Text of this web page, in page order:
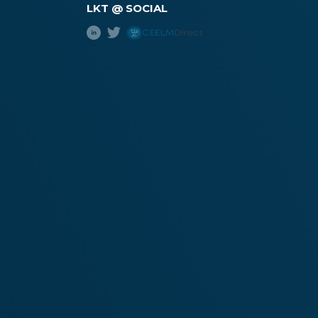
LKT @ SOCIAL